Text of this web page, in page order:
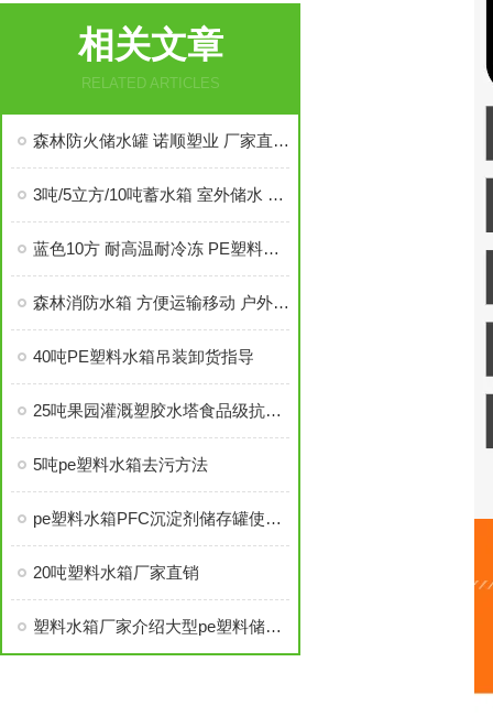
相关文章
RELATED ARTICLES
森林防火储水罐 诺顺塑业 厂家直供 耐高温耐冷冻
3吨/5立方/10吨蓄水箱 室外储水 灭火应急塑料桶 滚塑一体
蓝色10方 耐高温耐冷冻 PE塑料大水桶
森林消防水箱 方便运输移动 户外应急塑料桶
40吨PE塑料水箱吊装卸货指导
25吨果园灌溉塑胶水塔食品级抗老化的优势
5吨pe塑料水箱去污方法
pe塑料水箱PFC沉淀剂储存罐使用寿命
20吨塑料水箱厂家直销
塑料水箱厂家介绍大型pe塑料储水罐